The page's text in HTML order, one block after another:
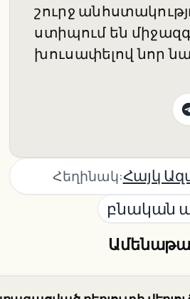
շուրջ
ստիպում են
խուսափելով նոր
Հեղինակ:Հայկ
բնական